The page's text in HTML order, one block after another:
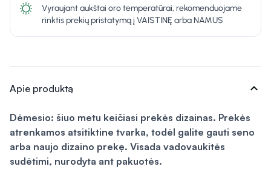
Vyraujant aukštai oro temperatūrai, rekomenduojame
rinktis prekių pristatymą į VAISTINĘ arba NAMUS
Apie produktą expand_more
Dėmesio: šiuo metu keičiasi prekės dizainas. Prekės
atrenkamos atsitiktine tvarka, todėl galite gauti seno
arba naujo dizaino prekę. Visada vadovaukitės
sudėtimi, nurodyta ant pakuotės.